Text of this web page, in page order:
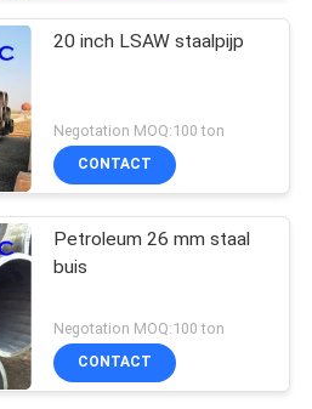
20 inch LSAW staalpijp
Negotation MOQ:100 ton
CONTACT
Petroleum 26 mm staal
buis
Negotation MOQ:100 ton
CONTACT